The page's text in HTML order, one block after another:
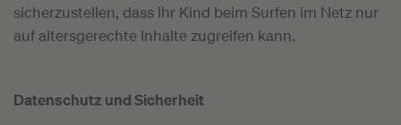
sicherzustellen, dass Ihr Kind beim Surfen im Netz nur
auf altersgerechte Inhalte zugreifen kann.
Datenschutz und Sicherheit